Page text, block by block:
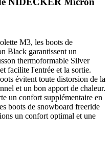
M3, les boots de
Black garantissent un
thermoformable Silver
facilite l'entrée et la sortie.
évitent toute distorsion de la
et un bon apport de chaleur.
un confort supplémentaire en
boots de snowboard freeride
un confort optimal et une